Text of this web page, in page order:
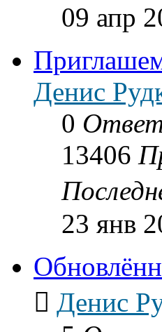
09 апр
Денис
0
13406
23 янв
Денис